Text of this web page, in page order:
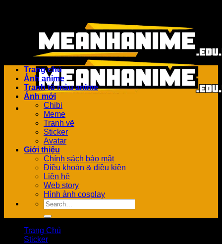
Trang chủ
Ảnh anime
Tranh tô màu anime
Ảnh mới
Chibi
Meme
Tranh vẽ
Sticker
Avatar
Giới thiệu
Chính sách bảo mật
Điều khoản & điều kiện
Liên hệ
Web story
Hình ảnh cosplay
Trang Chủ
Sticker